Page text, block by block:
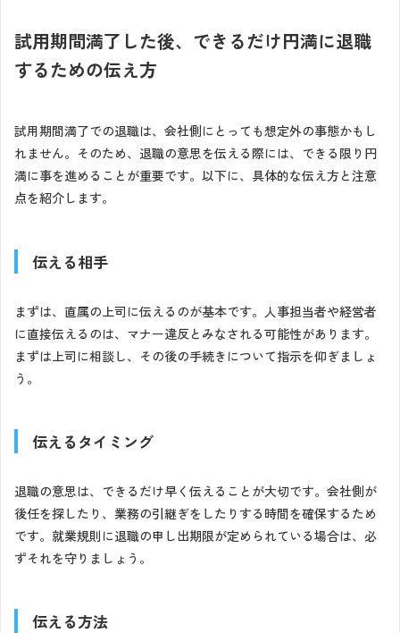
試用期間満了した後、できるだけ円満に退職
するための伝え方
試用期間満了での退職は、会社側にとっても想定外の事態かもし
れません。そのため、退職の意思を伝える際には、できる限り円
満に事を進めることが重要です。以下に、具体的な伝え方と注意
点を紹介します。
伝える相手
まずは、直属の上司に伝えるのが基本です。人事担当者や経営者
に直接伝えるのは、マナー違反とみなされる可能性があります。
まずは上司に相談し、その後の手続きについて指示を仰ぎましょ
う。
伝えるタイミング
退職の意思は、できるだけ早く伝えることが大切です。会社側が
後任を探したり、業務の引継ぎをしたりする時間を確保するため
です。就業規則に退職の申し出期限が定められている場合は、必
ずそれを守りましょう。
伝える方法